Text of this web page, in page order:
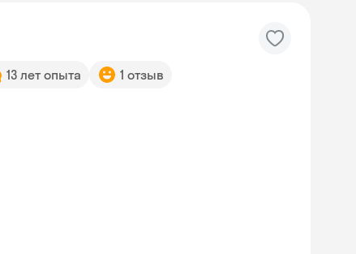
13 лет опыта 1 отзыв